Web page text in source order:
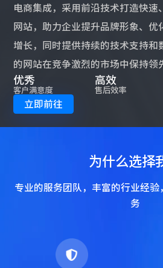
电商集成，采用前沿技术打造快速
网站，助力企业提升品牌形象、优
增长，同时提供持续的技术支持和
的网站在竞争激烈的市场中保持领
优秀
客户满意度
高效
售后效率
立即前往
为什么选择
专业的服务团队，丰富的行业经
务